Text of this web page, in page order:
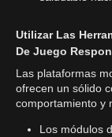
Utilizar Las
De Juego
Las plataformas
ofrecen un sólido
comportamiento y
Los módulos